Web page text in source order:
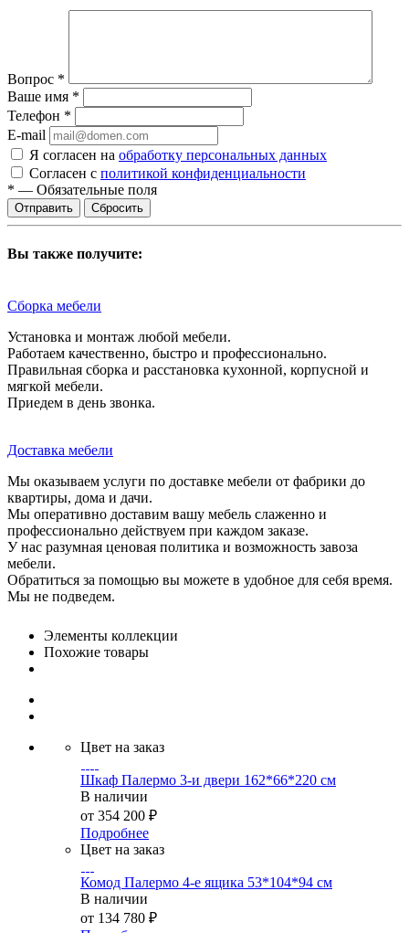
Вопрос *
Ваше имя *
Телефон *
E-mail
Я согласен на обработку персональных данных
Согласен с политикой конфиденциальности
* — Обязательные поля
Сбросить
Вы также получите:
Сборка мебели
Установка и монтаж любой мебели.
Работаем качественно, быстро и профессионально.
Правильная сборка и расстановка кухонной, корпусной и
мягкой мебели.
Приедем в день звонка.
Доставка мебели
Мы оказываем услуги по доставке мебели от фабрики до
квартиры, дома и дачи.
Мы оперативно доставим вашу мебель слаженно и
профессионально действуем при каждом заказе.
У нас разумная ценовая политика и возможность завоза
мебели.
Обратиться за помощью вы можете в удобное для себя время.
Мы не подведем.
Элементы коллекции
Похожие товары
Цвет на заказ
Шкаф Палермо 3-и двери 162*66*220 см
В наличии
от 354 200 ₽
Подробнее
Цвет на заказ
Комод Палермо 4-е ящика 53*104*94 см
В наличии
от 134 780 ₽